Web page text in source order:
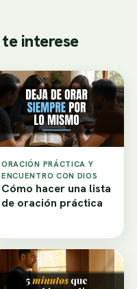
interese
ORACIÓN PRÁCTICA Y
ENCUENTRO CON DIOS
Cómo hacer una lista
de oración práctica